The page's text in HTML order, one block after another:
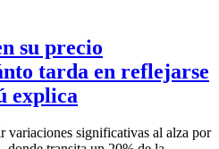
su precio
tarda en reflejarse
explica
variaciones significativas al alza por